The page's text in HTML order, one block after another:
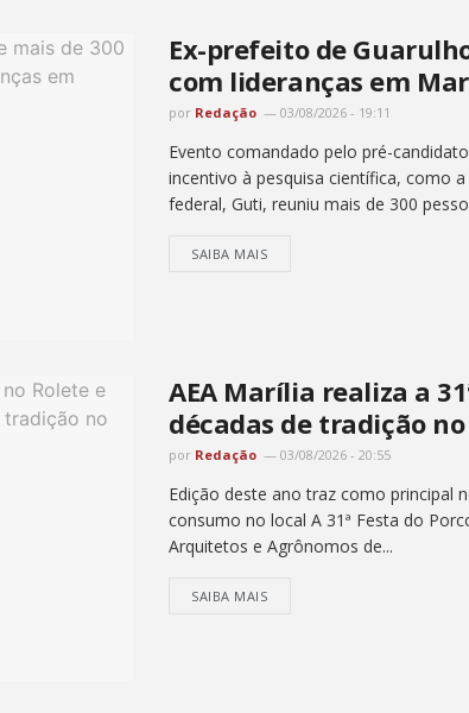
Ex-prefeito de
com lideranças em
por Redação 03/08/2026 - 19:11
Evento comandado pelo pré-
incentivo à pesquisa científica, como
federal, Guti, reuniu mais de 300
SAIBA MAIS
AEA Marília realiza a
décadas de tradição
por Redação 03/08/2026 - 20:55
Edição deste ano traz como principal
consumo no local A 31ª Festa do
Arquitetos e Agrônomos de...
SAIBA MAIS